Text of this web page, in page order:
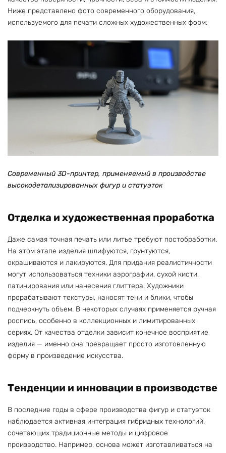
Ниже представлено фото современного оборудования,
используемого для печати сложных художественных форм:
Современный 3D-принтер, применяемый в производстве
высокодетализированных фигур и статуэток
Отделка и художественная проработка
Даже самая точная печать или литье требуют постобработки.
На этом этапе изделия шлифуются, грунтуются,
окрашиваются и лакируются. Для придания реалистичности
могут использоваться техники аэрографии, сухой кисти,
патинирования или нанесения глиттера. Художники
прорабатывают текстуры, наносят тени и блики, чтобы
подчеркнуть объем. В некоторых случаях применяется ручная
роспись, особенно в коллекционных и лимитированных
сериях. От качества отделки зависит конечное восприятие
изделия — именно она превращает просто изготовленную
форму в произведение искусства.
Тенденции и инновации в производстве
В последние годы в сфере производства фигур и статуэток
наблюдается активная интеграция гибридных технологий,
сочетающих традиционные методы и цифровое
производство. Например, основа может изготавливаться на